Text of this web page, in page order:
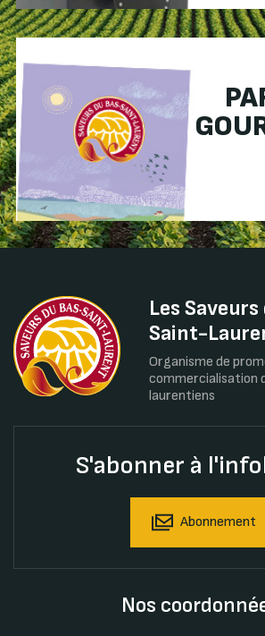
Les
Saint-
Organisme de
commercialisation
laurentiens
S'abonner à
Abonnement
Nos